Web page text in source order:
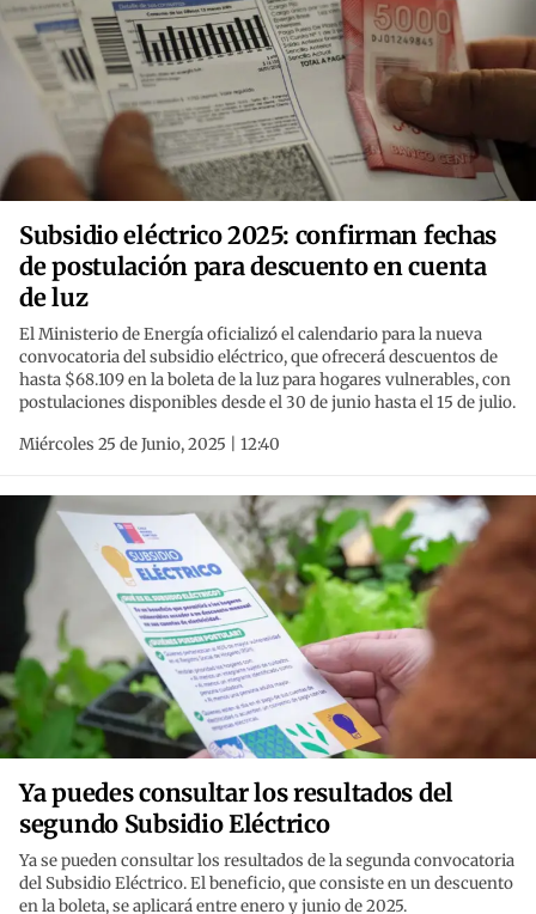
Subsidio eléctrico 2025: confirman fechas
de postulación para descuento en cuenta
de luz
El Ministerio de Energía oficializó el calendario para la nueva
convocatoria del subsidio eléctrico, que ofrecerá descuentos de
hasta $68.109 en la boleta de la luz para hogares vulnerables, con
postulaciones disponibles desde el 30 de junio hasta el 15 de julio.
Miércoles 25 de Junio, 2025 | 12:40
Ya puedes consultar los resultados del
segundo Subsidio Eléctrico
Ya se pueden consultar los resultados de la segunda convocatoria
del Subsidio Eléctrico. El beneficio, que consiste en un descuento
en la boleta, se aplicará entre enero y junio de 2025.